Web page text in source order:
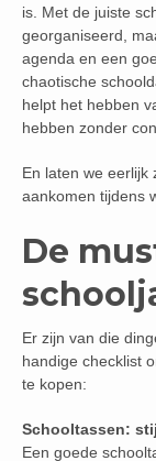
is. Met de juiste
georganiseerd,
agenda en een
chaotische
helpt het hebben
hebben zonder
En laten we eerlijk
aankomen tijdens
De
Er zijn van die
handige checklist
te kopen:
Schooltassen:
Een goede